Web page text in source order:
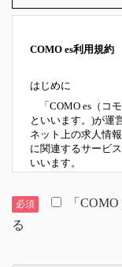
COMO es利用規約
はじめに
「COMO es（コ
といいます。)が運
ネット上の求人情
に関連するサービ
いいます。
必須
「
る